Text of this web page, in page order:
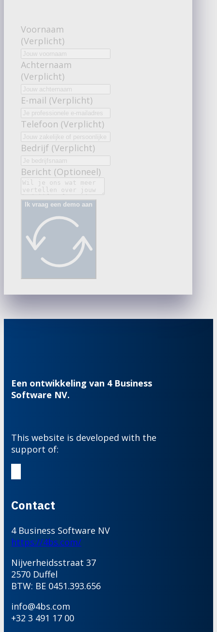
Voornaam
(Verplicht)
Achternaam
(Verplicht)
E-mail (Verplicht)
Telefoon (Verplicht)
Bedrijf (Verplicht)
Bericht (Optioneel)
Ik vraag een demo aan
Een ontwikkeling van 4 Business
Software NV.
This website is developed with the
support of:
Contact
4 Business Software NV
https://4bs.com/
Nijverheidsstraat 37
2570 Duffel
BTW: BE 0451.393.656
info@4bs.com
+32 3 491 17 00